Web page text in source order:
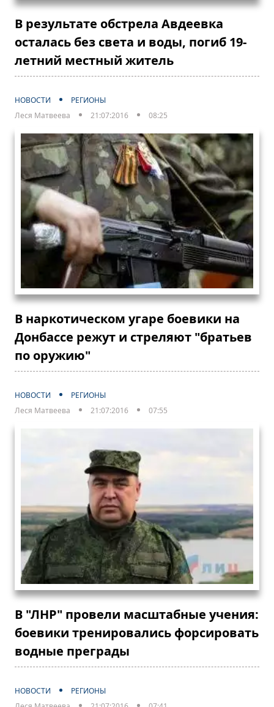
В результате обстрела Авдеевка
осталась без света и воды, погиб 19-
летний местный житель
НОВОСТИ
РЕГИОНЫ
Леся Матвеева
21:07:2016 08:25
В наркотическом угаре боевики на
Донбассе режут и стреляют "братьев
по оружию"
НОВОСТИ
РЕГИОНЫ
Леся Матвеева
21:07:2016 07:55
В "ЛНР" провели масштабные учения:
боевики тренировались форсировать
водные преграды
НОВОСТИ
РЕГИОНЫ